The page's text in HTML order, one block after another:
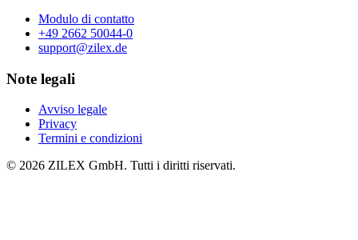
Modulo di contatto
+49 2662 50044-0
support@zilex.de
Note legali
Avviso legale
Privacy
Termini e condizioni
© 2026 ZILEX GmbH. Tutti i diritti riservati.